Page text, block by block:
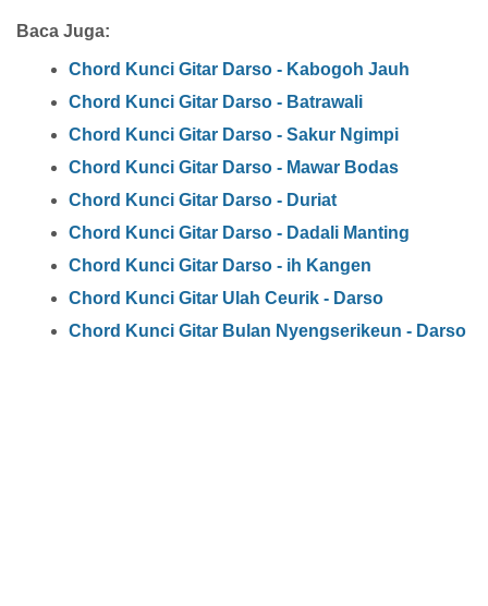
Baca Juga:
Chord Kunci Gitar Darso - Kabogoh Jauh
Chord Kunci Gitar Darso - Batrawali
Chord Kunci Gitar Darso - Sakur Ngimpi
Chord Kunci Gitar Darso - Mawar Bodas
Chord Kunci Gitar Darso - Duriat
Chord Kunci Gitar Darso - Dadali Manting
Chord Kunci Gitar Darso - ih Kangen
Chord Kunci Gitar Ulah Ceurik - Darso
Chord Kunci Gitar Bulan Nyengserikeun - Darso